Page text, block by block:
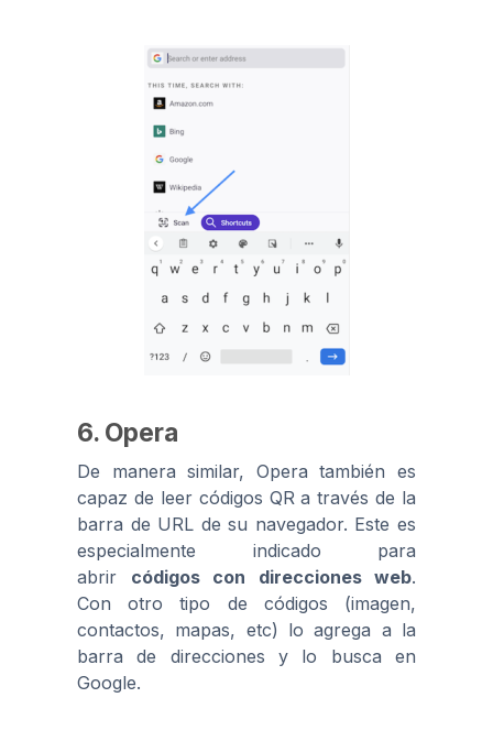
6. Opera
De manera similar, Opera también es
capaz de leer códigos QR a través de la
barra de URL de su navegador. Este es
especialmente indicado para
abrir códigos con direcciones web.
Con otro tipo de códigos (imagen,
contactos, mapas, etc) lo agrega a la
barra de direcciones y lo busca en
Google.